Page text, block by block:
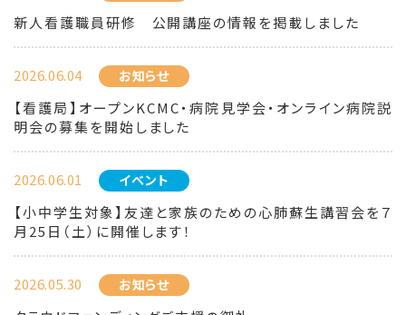
新人看護職員研修 公開講座の情報を掲載しました
2026.06.04 お知らせ
【看護局】オープンKCMC・病院見学会・オンライン病院説
明会の募集を開始しました
2026.06.01 イベント
【小中学生対象】友達と家族のための心肺蘇生講習会を７
月25日（土）に開催します！
2026.05.30 お知らせ